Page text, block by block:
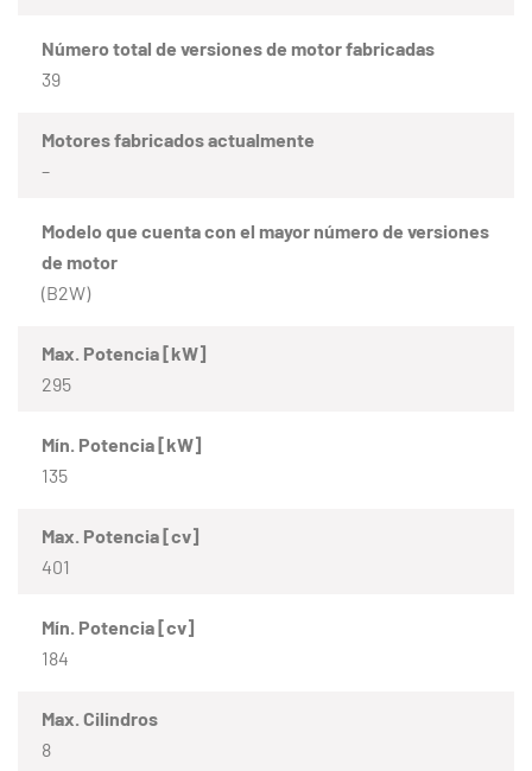
Número total de versiones de motor fabricadas
39
Motores fabricados actualmente
–
Modelo que cuenta con el mayor número de versiones
de motor
(B2W)
Max. Potencia [kW]
295
Mín. Potencia [kW]
135
Max. Potencia [cv]
401
Mín. Potencia [cv]
184
Max. Cilindros
8